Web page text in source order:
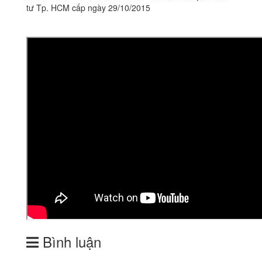
tư Tp. HCM cấp ngày 29/10/2015
Bình luận